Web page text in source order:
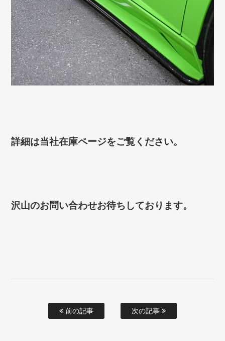
詳細は当社在庫ページをご覧ください。
沢山のお問い合わせお待ちしております。
前の記事 次の記事